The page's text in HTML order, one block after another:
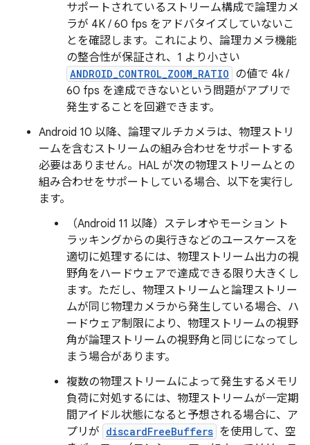
サポートされているストリーム構成で論理カメ
ラが 4K / 60 fps をアドバタイズしていないこ
とを確認します。これにより、論理カメラ機能
の整合性が保証され、1 より小さい
ANDROID_CONTROL_ZOOM_RATIO の値で 4k /
60 fps を達成できないという問題がアプリで
発生することを回避できます。
Android 10 以降、論理マルチカメラは、物理ストリ
ームを含むストリームの組み合わせをサポートする
必要はありません。HAL が次の物理ストリームとの
組み合わせをサポートしている場合、以下を実行し
ます。
（Android 11 以降）ステレオやモーション ト
ラッキングからの奥行きなどのユースケースを
適切に処理するには、物理ストリーム出力の視
野角をハードウェアで達成できる限り大きくし
ます。ただし、物理ストリームと論理ストリー
ムが同じ物理カメラから発生している場合、ハ
ードウェア制限により、物理ストリームの視野
角が論理ストリームの視野角と同じになってし
まう場合があります。
複数の物理ストリームによって発生するメモリ
負荷に対処するには、物理ストリームが一定期
間アイドル状態になると予想される場合に、ア
プリが discardFreeBuffers を使用して、空